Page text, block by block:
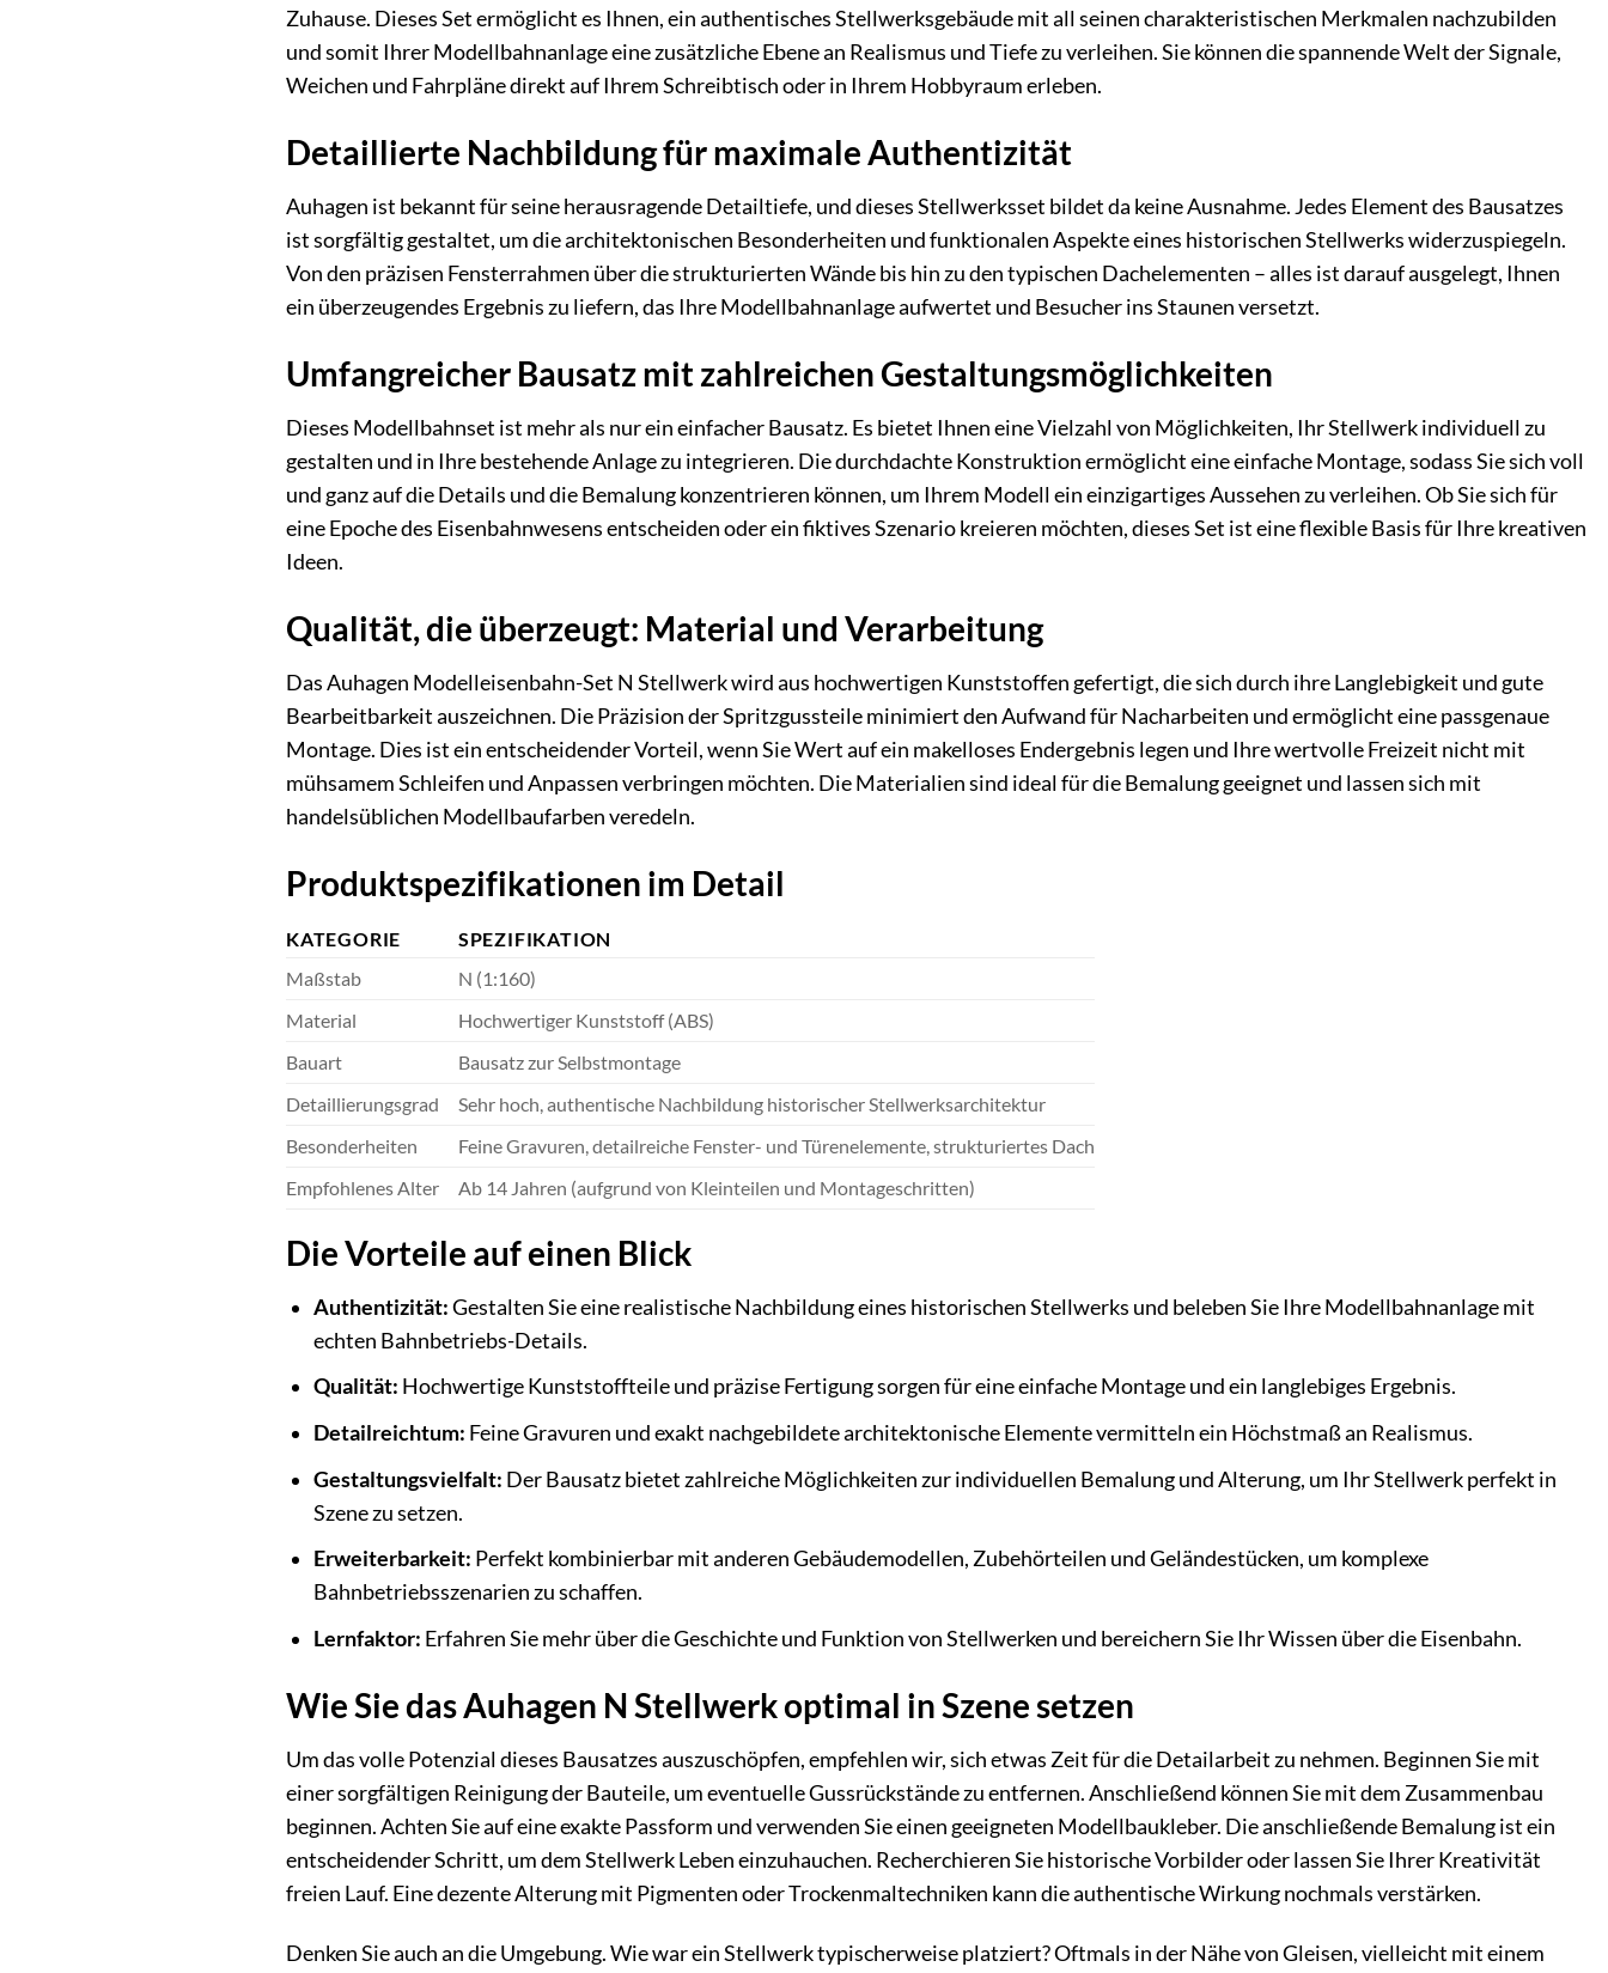
Zuhause. Dieses Set ermöglicht es Ihnen, ein authentisches Stellwerksgebäude mit all seinen charakteristischen Merkmalen nachzubilden
und somit Ihrer Modellbahnanlage eine zusätzliche Ebene an Realismus und Tiefe zu verleihen. Sie können die spannende Welt der Signale,
Weichen und Fahrpläne direkt auf Ihrem Schreibtisch oder in Ihrem Hobbyraum erleben.
Detaillierte Nachbildung für maximale Authentizität
Auhagen ist bekannt für seine herausragende Detailtiefe, und dieses Stellwerksset bildet da keine Ausnahme. Jedes Element des Bausatzes
ist sorgfältig gestaltet, um die architektonischen Besonderheiten und funktionalen Aspekte eines historischen Stellwerks widerzuspiegeln.
Von den präzisen Fensterrahmen über die strukturierten Wände bis hin zu den typischen Dachelementen – alles ist darauf ausgelegt, Ihnen
ein überzeugendes Ergebnis zu liefern, das Ihre Modellbahnanlage aufwertet und Besucher ins Staunen versetzt.
Umfangreicher Bausatz mit zahlreichen Gestaltungsmöglichkeiten
Dieses Modellbahnset ist mehr als nur ein einfacher Bausatz. Es bietet Ihnen eine Vielzahl von Möglichkeiten, Ihr Stellwerk individuell zu
gestalten und in Ihre bestehende Anlage zu integrieren. Die durchdachte Konstruktion ermöglicht eine einfache Montage, sodass Sie sich voll
und ganz auf die Details und die Bemalung konzentrieren können, um Ihrem Modell ein einzigartiges Aussehen zu verleihen. Ob Sie sich für
eine Epoche des Eisenbahnwesens entscheiden oder ein fiktives Szenario kreieren möchten, dieses Set ist eine flexible Basis für Ihre kreativen
Ideen.
Qualität, die überzeugt: Material und Verarbeitung
Das Auhagen Modelleisenbahn-Set N Stellwerk wird aus hochwertigen Kunststoffen gefertigt, die sich durch ihre Langlebigkeit und gute
Bearbeitbarkeit auszeichnen. Die Präzision der Spritzgussteile minimiert den Aufwand für Nacharbeiten und ermöglicht eine passgenaue
Montage. Dies ist ein entscheidender Vorteil, wenn Sie Wert auf ein makelloses Endergebnis legen und Ihre wertvolle Freizeit nicht mit
mühsamem Schleifen und Anpassen verbringen möchten. Die Materialien sind ideal für die Bemalung geeignet und lassen sich mit
handelsüblichen Modellbaufarben veredeln.
Produktspezifikationen im Detail
KATEGORIE
SPEZIFIKATION
Maßstab
N (1:160)
Material
Hochwertiger Kunststoff (ABS)
Bauart
Bausatz zur Selbstmontage
Detaillierungsgrad
Sehr hoch, authentische Nachbildung historischer Stellwerksarchitektur
Besonderheiten
Feine Gravuren, detailreiche Fenster- und Türenelemente, strukturiertes Dach
Empfohlenes Alter
Ab 14 Jahren (aufgrund von Kleinteilen und Montageschritten)
Die Vorteile auf einen Blick
Authentizität:Gestalten Sie eine realistische Nachbildung eines historischen Stellwerks und beleben Sie Ihre Modellbahnanlage mit
echten Bahnbetriebs-Details.
Qualität: Hochwertige Kunststoffteile und präzise Fertigung sorgen für eine einfache Montage und ein langlebiges Ergebnis.
Detailreichtum: Feine Gravuren und exakt nachgebildete architektonische Elemente vermitteln ein Höchstmaß an Realismus.
Gestaltungsvielfalt: Der Bausatz bietet zahlreiche Möglichkeiten zur individuellen Bemalung und Alterung, um Ihr Stellwerk perfekt in
Szene zu setzen.
Erweiterbarkeit: Perfekt kombinierbar mit anderen Gebäudemodellen, Zubehörteilen und Geländestücken, um komplexe
Bahnbetriebsszenarien zu schaffen.
Lernfaktor: Erfahren Sie mehr über die Geschichte und Funktion von Stellwerken und bereichern Sie Ihr Wissen über die Eisenbahn.
Wie Sie das Auhagen N Stellwerk optimal in Szene setzen
Um das volle Potenzial dieses Bausatzes auszuschöpfen, empfehlen wir, sich etwas Zeit für die Detailarbeit zu nehmen. Beginnen Sie mit
einer sorgfältigen Reinigung der Bauteile, um eventuelle Gussrückstände zu entfernen. Anschließend können Sie mit dem Zusammenbau
beginnen. Achten Sie auf eine exakte Passform und verwenden Sie einen geeigneten Modellbaukleber. Die anschließende Bemalung ist ein
entscheidender Schritt, um dem Stellwerk Leben einzuhauchen. Recherchieren Sie historische Vorbilder oder lassen Sie Ihrer Kreativität
freien Lauf. Eine dezente Alterung mit Pigmenten oder Trockenmaltechniken kann die authentische Wirkung nochmals verstärken.
Denken Sie auch an die Umgebung. Wie war ein Stellwerk typischerweise platziert? Oftmals in der Nähe von Gleisen, vielleicht mit einem